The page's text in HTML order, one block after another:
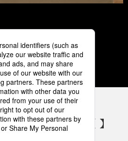
3 4 5
気設備 SNSアカウント